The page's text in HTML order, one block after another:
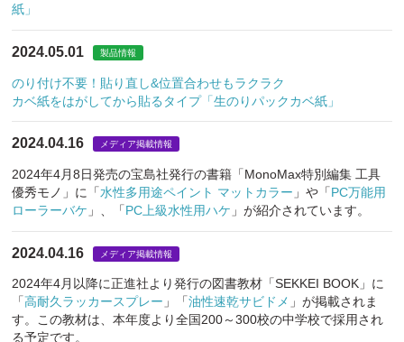
紙」
2024.05.01 製品情報
のり付け不要！貼り直し&位置合わせもラクラク
カベ紙をはがしてから貼るタイプ「生のりパックカベ紙」
2024.04.16 メディア掲載情報
2024年4月8日発売の宝島社発行の書籍「MonoMax特別編集 工具
優秀モノ」に「水性多用途ペイント マットカラー 」や「PC万能用
ローラーバケ 」、「PC上級水性用ハケ 」が紹介されています。
2024.04.16 メディア掲載情報
2024年4月以降に正進社より発行の図書教材「SEKKEI BOOK」に
「高耐久ラッカースプレー 」「油性速乾サビドメ 」が掲載されま
す。この教材は、本年度より全国200～300校の中学校で採用され
る予定です。